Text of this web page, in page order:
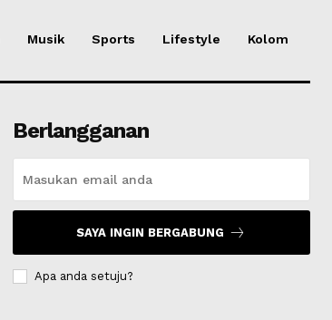
Musik Sports Lifestyle Kolom
Berlangganan
SAYA INGIN BERGABUNG
Apa anda setuju?